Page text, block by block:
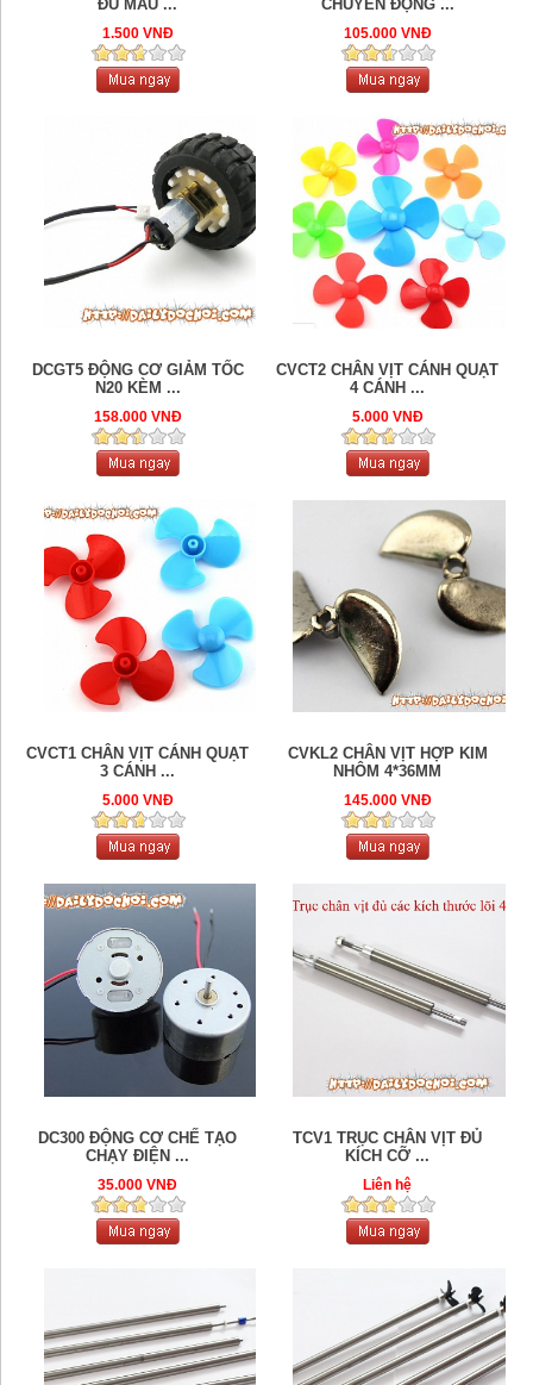
ĐỦ MÀU ...
1.500 VNĐ
CHUYỂN ĐỘNG ...
105.000 VNĐ
DCGT5 ĐỘNG CƠ GIẢM TỐC
N20 KÈM ...
158.000 VNĐ
CVCT2 CHÂN VỊT CÁNH QUẠT
4 CÁNH ...
5.000 VNĐ
CVCT1 CHÂN VỊT CÁNH QUẠT
3 CÁNH ...
5.000 VNĐ
CVKL2 CHÂN VỊT HỢP KIM
NHÔM 4*36MM
145.000 VNĐ
DC300 ĐỘNG CƠ CHẾ TẠO
CHẠY ĐIỆN ...
35.000 VNĐ
TCV1 TRỤC CHÂN VỊT ĐỦ
KÍCH CỠ ...
Liên hệ